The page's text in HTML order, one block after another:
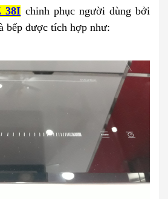
38I chinh phục người dùng bởi
bếp được tích hợp như: